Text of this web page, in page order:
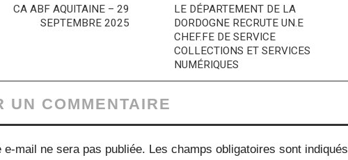
CA ABF AQUITAINE – 29
SEPTEMBRE 2025
LE DÉPARTEMENT DE LA
DORDOGNE RECRUTE UN.E
CHEF.FE DE SERVICE
COLLECTIONS ET SERVICES
NUMÉRIQUES
UN COMMENTAIRE
e-mail ne sera pas publiée. Les champs obligatoires sont indiqués